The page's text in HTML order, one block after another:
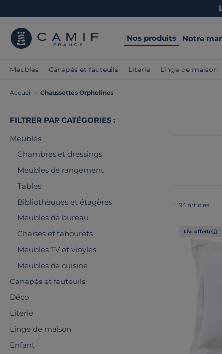
Nos produits Notre
Meubles Canapés et fauteuils Literie Linge de maison
Accueil > Chaussettes Orphelines
FILTRER PAR CATÉGORIES :
Meubles
Chambres et dressings
Meubles de rangement
Tables
Bibliothèques et étagères
Meubles de bureau
Chaises et tabourets
Meubles TV et vinyles
Meubles de cuisine
Canapés et fauteuils
Déco
Literie
Linge de maison
Enfant
1 194 articles
Liv. offerte